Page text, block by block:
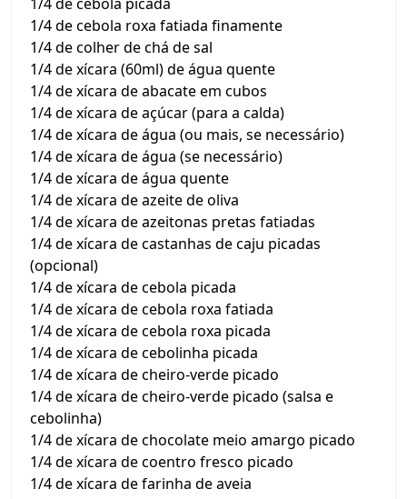
1/4 de cebola roxa fatiada finamente
1/4 de colher de chá de sal
1/4 de xícara (60ml) de água quente
1/4 de xícara de abacate em cubos
1/4 de xícara de açúcar (para a calda)
1/4 de xícara de água (ou mais, se necessário)
1/4 de xícara de água (se necessário)
1/4 de xícara de água quente
1/4 de xícara de azeite de oliva
1/4 de xícara de azeitonas pretas fatiadas
1/4 de xícara de castanhas de caju picadas
(opcional)
1/4 de xícara de cebola picada
1/4 de xícara de cebola roxa fatiada
1/4 de xícara de cebola roxa picada
1/4 de xícara de cebolinha picada
1/4 de xícara de cheiro-verde picado
1/4 de xícara de cheiro-verde picado (salsa e
cebolinha)
1/4 de xícara de chocolate meio amargo picado
1/4 de xícara de coentro fresco picado
1/4 de xícara de farinha de aveia